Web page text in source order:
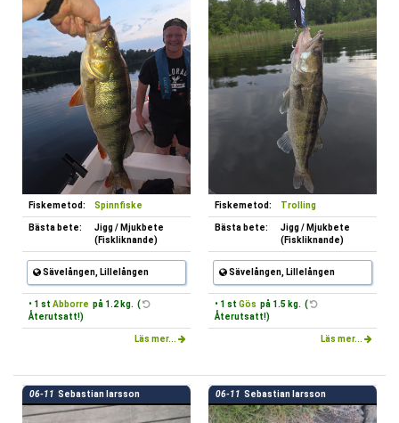
Fiskemetod: Spinnfiske
Bästa bete:
Jigg / Mjukbete
(Fiskliknande)
Sävelången, Lillelången
• 1 st Abborre på 1.2 kg. (
Återutsatt!)
Läs mer...
Fiskemetod: Trolling
Bästa bete:
Jigg / Mjukbete
(Fiskliknande)
Sävelången, Lillelången
• 1 st Gös på 1.5 kg. (
Återutsatt!)
Läs mer...
06-11 Sebastian larsson 06-11 Sebastian larsson